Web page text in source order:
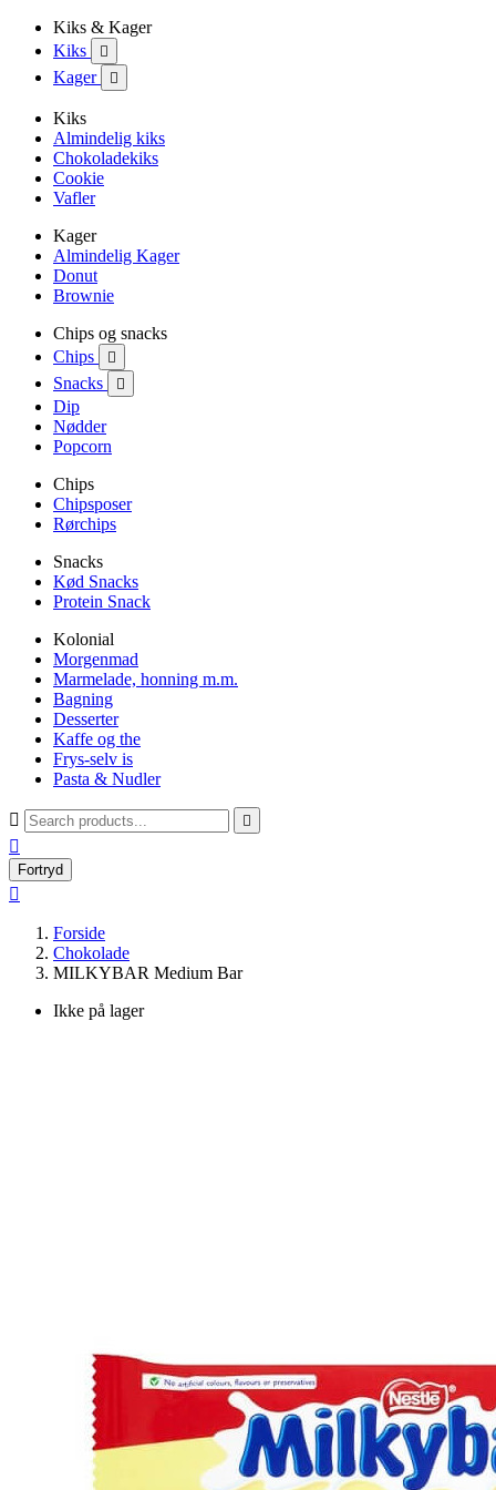
Kiks & Kager
Kiks

Kager 
Kiks
Almindelig kiks
Chokoladekiks
Cookie
Vafler
Kager
Almindelig Kager
Donut
Brownie
Chips og snacks
Chips

Snacks 
Dip
Nødder
Popcorn
Chips
Chipsposer
Rørchips
Snacks
Kød Snacks
Protein Snack
Kolonial
Morgenmad
Marmelade, honning m.m.
Bagning
Desserter
Kaffe og the
Frys-selv is
Pasta & Nudler
 

Fortryd

Forside
Chokolade
MILKYBAR Medium Bar
Ikke på lager